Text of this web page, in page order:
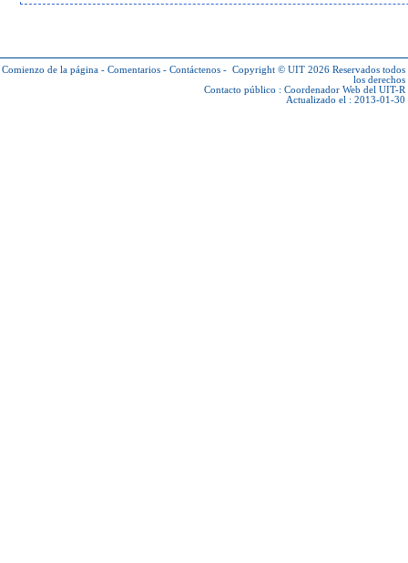
Comienzo de la página - Comentarios - Contáctenos - Copyright © UIT 2026 Reservados todos
los derechos
Contacto público : Coordenador Web del UIT-R
Actualizado el : 2013-01-30